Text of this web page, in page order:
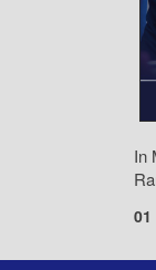
In